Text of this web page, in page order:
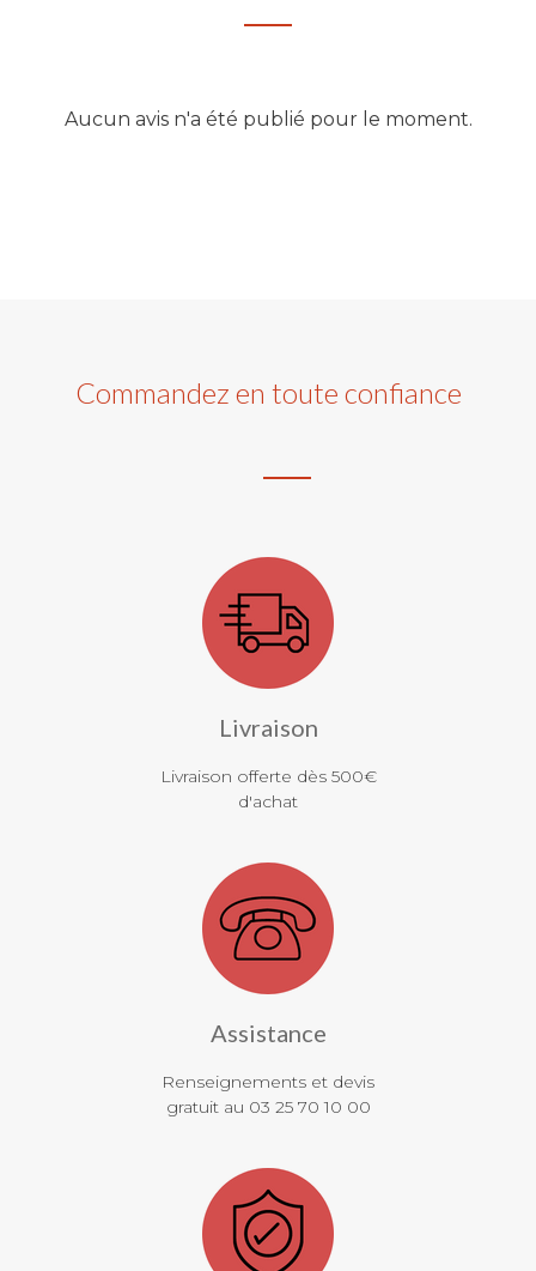
Aucun avis n'a été publié pour le moment.
Commandez en toute confiance
Livraison
Livraison offerte dès 500€
d'achat
Assistance
Renseignements et devis
gratuit au 03 25 70 10 00